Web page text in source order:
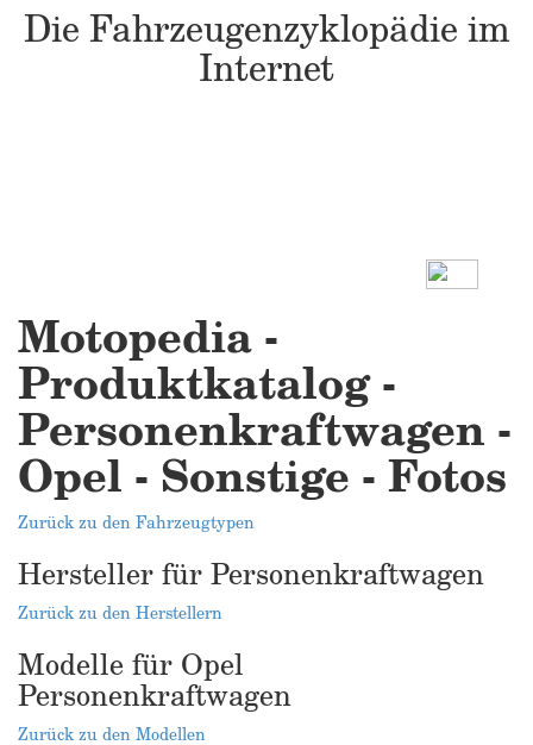
Die Fahrzeugenzyklopädie im
Internet
Motopedia -
Produktkatalog -
Personenkraftwagen -
Opel - Sonstige - Fotos
Zurück zu den Fahrzeugtypen
Hersteller für Personenkraftwagen
Zurück zu den Herstellern
Modelle für Opel
Personenkraftwagen
Zurück zu den Modellen